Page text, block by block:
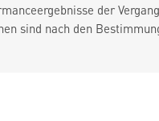
der
sind nach den